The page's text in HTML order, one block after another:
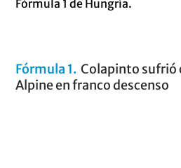
Fórmula 1 Colapinto sufrió
Alpine en franco descenso